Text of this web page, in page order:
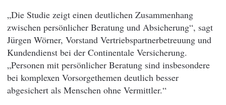
„Die Studie zeigt einen deutlichen Zusammenhang
zwischen persönlicher Beratung und Absicherung“, sagt
Jürgen Wörner, Vorstand Vertriebspartnerbetreuung und
Kundendienst bei der Continentale Versicherung.
„Personen mit persönlicher Beratung sind insbesondere
bei komplexen Vorsorgethemen deutlich besser
abgesichert als Menschen ohne Vermittler.“